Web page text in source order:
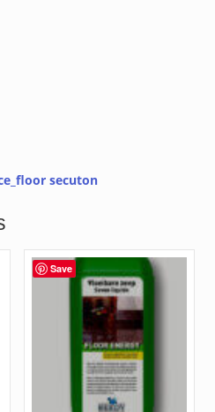
secuton
Save